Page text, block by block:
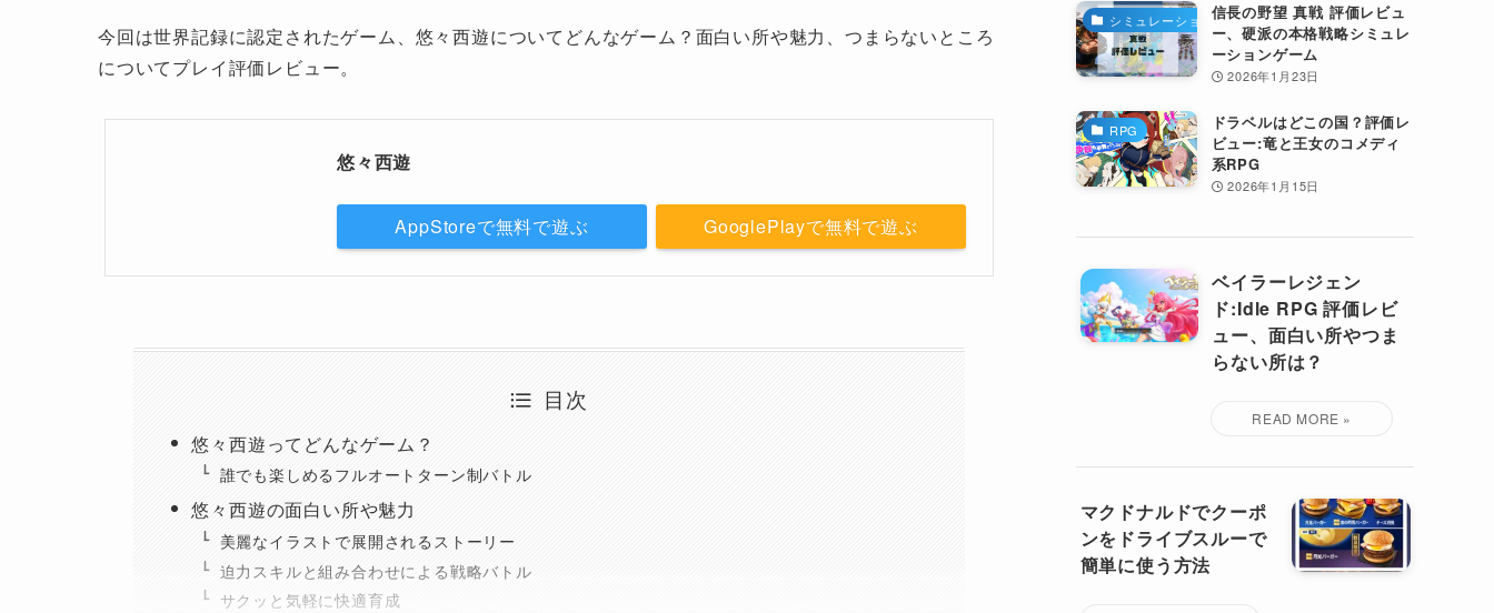
今回は世界記録に認定されたゲーム、悠々西遊についてどんなゲーム？面白い所や魅力、つまらないところ
についてプレイ評価レビュー。
悠々西遊
AppStoreで無料で遊ぶ GooglePlayで無料で遊ぶ
目次
悠々西遊ってどんなゲーム？
誰でも楽しめるフルオートターン制バトル
悠々西遊の面白い所や魅力
美麗なイラストで展開されるストーリー
迫力スキルと組み合わせによる戦略バトル
サクッと気軽に快適育成
シミュレーション信長の野望 真戦 評価レビュ
ー、硬派の本格戦略シミュレ
ーションゲーム
2026年1月23日
RPG
ドラベルはどこの国？評価レ
ビュー:竜と王女のコメディ
系RPG
2026年1月15日
ベイラーレジェン
ド:Idle RPG 評価レビ
ュー、面白い所やつま
らない所は？
マクドナルドでクーポ
ンをドライブスルーで
簡単に使う方法